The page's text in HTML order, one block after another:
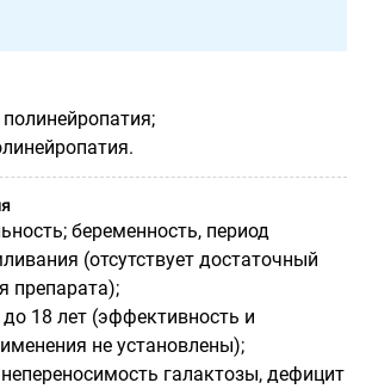
беременность, период
(отсутствует достаточный
препарата);
до 18 лет (эффективность и
не установлены);
галактозы, дефицит